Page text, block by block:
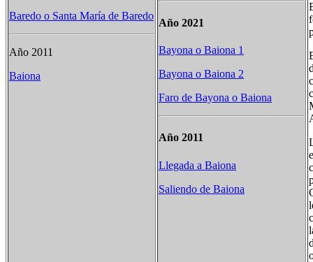
Baredo o Santa María de Baredo
Año 2011
Baiona
Año 2021
Bayona o Baiona 1
Bayona o Baiona 2
Faro de Bayona o Baiona
Año 2011
Llegada a Baiona
Saliendo de Baiona